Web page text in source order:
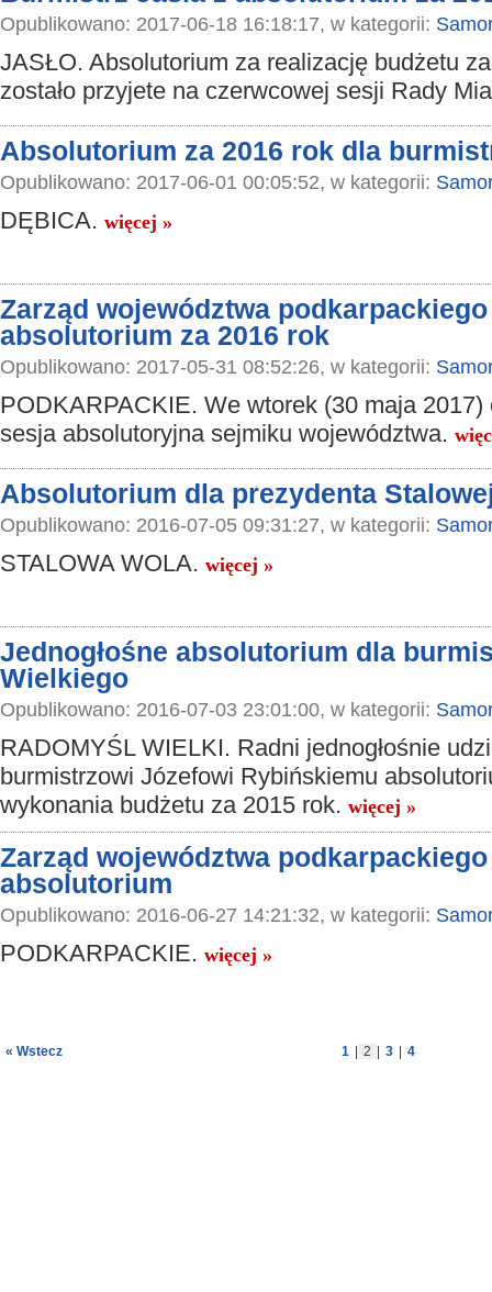
Opublikowano: 2017-06-18 16:18:17, w kategorii:
JASŁO. Absolutorium za realizację budżetu
zostało przyjete na czerwcowej sesji Rady
Absolutorium za 2016 rok dla
Opublikowano: 2017-06-01 00:05:52, w kategorii:
DĘBICA. więcej »
Zarząd województwa podkarpackiego
absolutorium za 2016 rok
Opublikowano: 2017-05-31 08:52:26, w kategorii:
PODKARPACKIE. We wtorek (30 maja 2017)
sesja absolutoryjna sejmiku województwa.
Absolutorium dla prezydenta
Opublikowano: 2016-07-05 09:31:27, w kategorii:
STALOWA WOLA. więcej »
Jednogłośne absolutorium dla
Wielkiego
Opublikowano: 2016-07-03 23:01:00, w kategorii:
RADOMYŚL WIELKI. Radni jednogłośnie
burmistrzowi Józefowi Rybińskiemu
wykonania budżetu za 2015 rok. więcej »
Zarząd województwa podkarpackiego
absolutorium
Opublikowano: 2016-06-27 14:21:32, w kategorii:
PODKARPACKIE. więcej »
« Wstecz 1 2 3 4